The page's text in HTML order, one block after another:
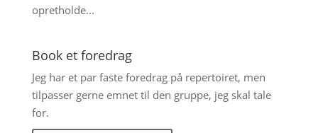
opretholde...
Book et foredrag
Jeg har et par faste foredrag på repertoiret, men
tilpasser gerne emnet til den gruppe, jeg skal tale
for.